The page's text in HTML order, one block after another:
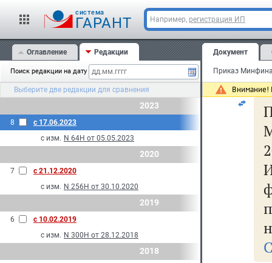
cистема
ГАРАНТ Например, регистрация ИП
Оглавление Редакции
Поиск редакции на дату
Выберите две редакции для сравнения
2023
8
с 17.06.2023
с изм. N 64Н от 05.05.2023
2020
7
с 21.12.2020
с изм. N 256Н от 30.10.2020
2019
6
с 10.02.2019
с изм. N 300Н от 28.12.2018
2018
Документ
Внимание!